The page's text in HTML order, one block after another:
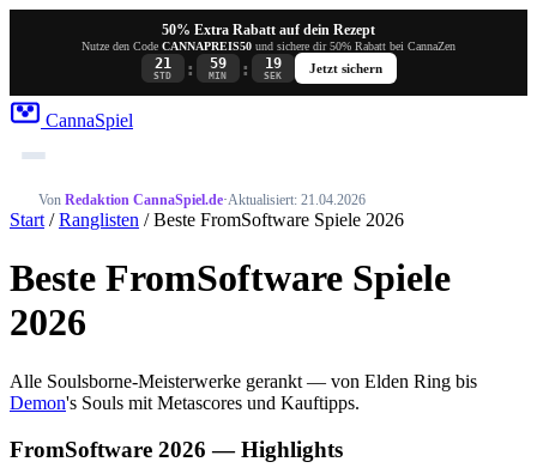
50% Extra Rabatt auf dein Rezept
Nutze den Code CANNAPREIS50 und sichere dir 50% Rabatt bei CannaZen
21
STD : 59
MIN : 19
SEK
Jetzt sichern
CannaSpiel
Von Redaktion CannaSpiel.de·Aktualisiert: 21.04.2026
Start /Ranglisten / Beste FromSoftware Spiele 2026
Beste FromSoftware Spiele
2026
Alle Soulsborne-Meisterwerke gerankt — von Elden Ring bis
Demon's Souls mit Metascores und Kauftipps.
FromSoftware 2026 — Highlights